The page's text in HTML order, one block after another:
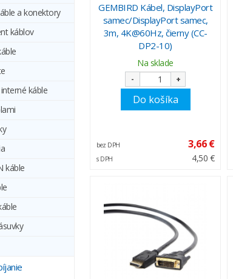
a konektory
káblov
káble
káble
GEMBIRD Kábel, DisplayPort
samec/DisplayPort samec,
3m, 4K@60Hz, čierny (CC-
DP2-10)
Na sklade
- +
Do košíka
bez DPH 3,66 €
s DPH 4,50 €